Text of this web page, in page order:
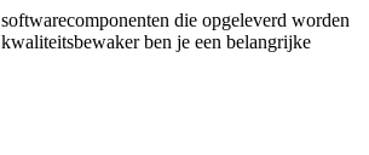
die opgeleverd worden
ben je een belangrijke